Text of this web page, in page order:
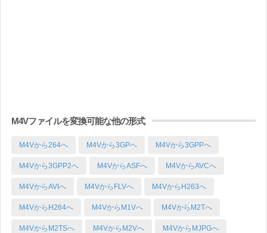
M4Vファイルを変換可能な他の形式
M4Vから264へ M4Vから3GPへ M4Vから3GPPへ
M4Vから3GPP2へ M4VからASFへ M4VからAVCへ
M4VからAVIへ M4VからFLVへ M4VからH263へ
M4VからH264へ M4VからM1Vへ M4VからM2Tへ
M4VからM2TSへ M4VからM2Vへ M4VからMJPGへ